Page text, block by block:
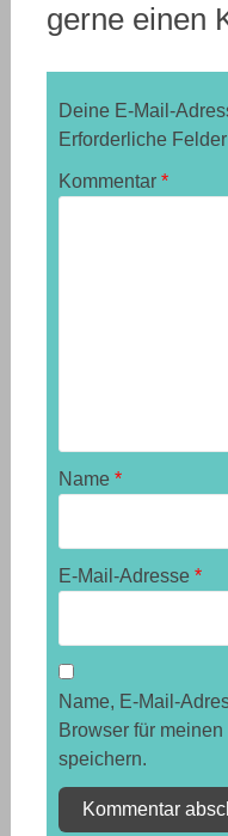
gerne einen
Deine E-Mail-
Erforderliche
Kommentar *
Name *
E-Mail-Adresse *
Name, E-Mail-
Browser für
speichern.